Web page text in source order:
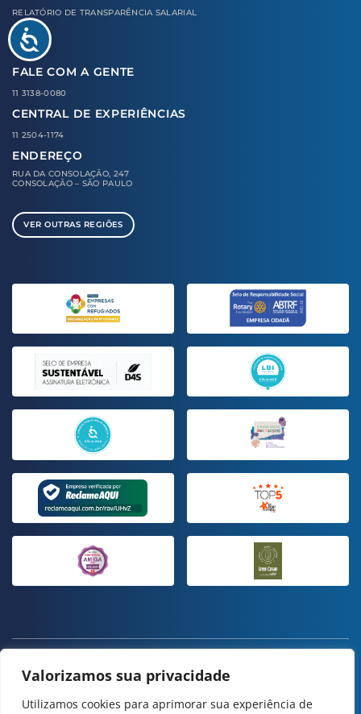
Valorizamos sua privacidade
Utilizamos cookies para aprimorar sua experiência de
RELATÓRIO DE TRANSPARÊNCIA SALARIAL
FALE COM A GENTE
11 3138-0080
CENTRAL DE EXPERIÊNCIAS
11 2504-1174
ENDEREÇO
RUA DA CONSOLAÇÃO, 247
CONSOLAÇÃO – SÃO PAULO
VER OUTRAS REGIÕES
NOSSOSTERMOS DE USO E POLÍTICA DE PRIVACIDADE